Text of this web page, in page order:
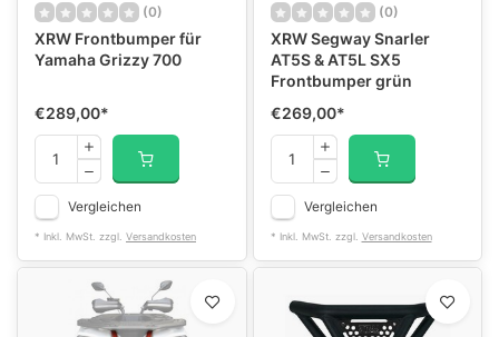
(0)
XRW Frontbumper für
Yamaha Grizzy 700
€289,00*
Vergleichen
* Inkl. MwSt. zzgl. Versandkosten
(0)
XRW Segway Snarler
AT5S & AT5L SX5
Frontbumper grün
€269,00*
Vergleichen
* Inkl. MwSt. zzgl. Versandkosten